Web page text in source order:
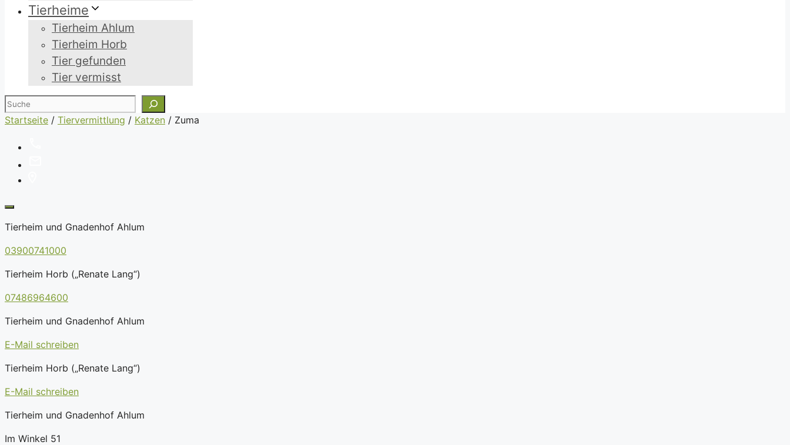
Tierheime
Tierheim Ahlum
Tierheim Horb
Tier gefunden
Tier vermisst
Suchen
Startseite / Tiervermittlung / Katzen / Zuma
Tierheim und Gnadenhof Ahlum
03900741000
Tierheim Horb („Renate Lang“)
07486964600
Tierheim und Gnadenhof Ahlum
E-Mail schreiben
Tierheim Horb („Renate Lang“)
E-Mail schreiben
Tierheim und Gnadenhof Ahlum
Im Winkel 51